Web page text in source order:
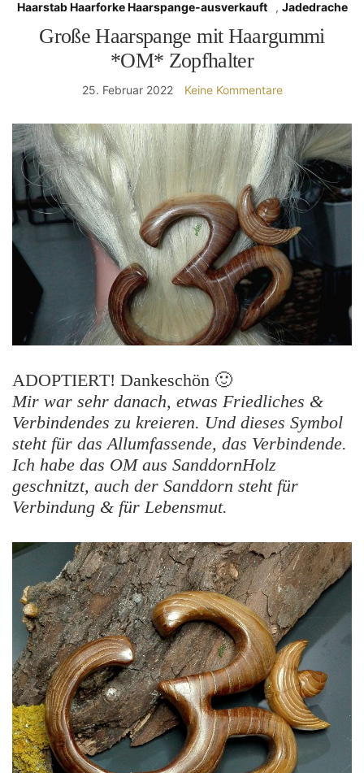
Haarstab Haarforke Haarspange-ausverkauft , Jadedrache
Große Haarspange mit Haargummi
*OM* Zopfhalter
25. Februar 2022 Keine Kommentare
ADOPTIERT! Dankeschön 🙂
Mir war sehr danach, etwas Friedliches &
Verbindendes zu kreieren. Und dieses Symbol
steht für das Allumfassende, das Verbindende.
Ich habe das OM aus SanddornHolz
geschnitzt, auch der Sanddorn steht für
Verbindung & für Lebensmut.